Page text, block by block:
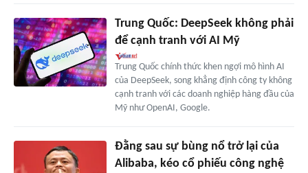
Trung Quốc: DeepSeek không phải
để cạnh tranh với AI Mỹ
Trung Quốc chính thức khen ngợi mô hình AI
của DeepSeek, song khẳng định công ty không
cạnh tranh với các doanh nghiệp hàng đầu của
Mỹ như OpenAI, Google.
Đằng sau sự bùng nổ trở lại của
Alibaba, kéo cổ phiếu công nghệ